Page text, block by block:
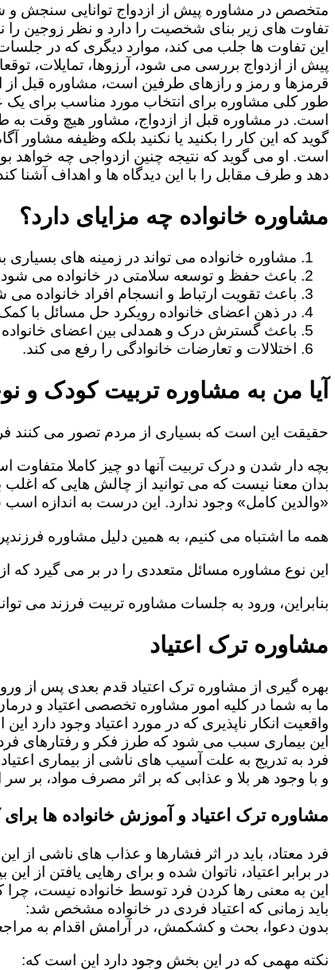
متخصص در مشاوره پیش از ازدواج توانایی سنجش و
تفاوت های زیر بنای شخصیت را دارد و نظر زوجین را
این تفاوت ها جلب می کند، موارد دیگری که در
پیش از ازدواج بررسی می شود، آرزوها، تمایلات،
قرمزها و رمز و رازهای طرفین است، مشاوره قبل از
طور کلی مشاوره برای انتخاب مورد مناسب برای یک
است. در مشاوره قبل از ازدواج، مشاور هیچ وقت به
گوید که این کار را بکنید یا نکنید بلکه وظیفه مشاور
است. او می گوید که نتیجه چنین ازدواجی چه خواهد
دهد و طرف مقابل را با این دیدگاه ها و اهداف آشنا
مشاوره خانواده چه مزایای دارد؟
مشاوره خانواده می تواند در زمینه های
باعث حفظ و توسعه سلامتی در خانواده می
باعث تقویت ارتباط و انسجام افراد خانواده می
در ذهن اعضای خانواده رویکرد حل مسائل با
باعث گسترش درک و همدلی بین اعضای
اختلالات و تعارضات خانوادگی را رفع می کند.
آیا من به مشاوره تربیت کودک و
حقیقت این است که بسیاری از مردم تصور می کنند
بچه دار شدن و درک تربیت آنها دو چیز کاملا
بدان معنا نیست که می توانید از چالش هایی که
«والدین کامل» وجود ندارد. این درست به اندازه اسب
همه ما اشتباه می کنیم، به همین دلیل مشاوره
این نوع مشاوره مسائل متعددی را در بر می گیرد که
بنابراین، ورود به جلسات مشاوره تربیت فرزند می
مشاوره ترک اعتیاد
بهره گیری از مشاوره ترک اعتیاد قدم بعدی پس از
ما به شما در کلیه امور مشاوره تخصصی اعتیاد و
واقعیت انکار ناپذیری که در مورد اعتیاد وجود دارد
این بیماری سبب می شود که طرز فکر و رفتارهای
فرد به تدریج به علت آسیب های ناشی از بیماری
و با وجود هر بلا و عذابی که بر اثر مصرف مواد، بر
مشاوره ترک اعتیاد و آموزش خانواده ها
فرد معتاد، باید در اثر فشارها و عذاب های ناشی از
در برابر اعتیاد، ناتوان شده و برای رهایی یافتن از
این به معنی رها کردن فرد توسط خانواده نیست،
باید زمانی که اعتیاد فردی در خانواده مشخص شد:
بدون دعوا، بحث و کشکمش، در آرامش اقدام به
نکته مهمی که در این بخش وجود دارد این است که: